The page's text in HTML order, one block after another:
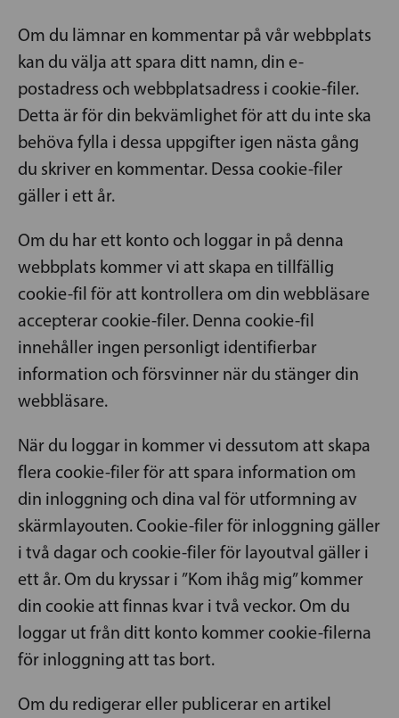
Om du lämnar en kommentar på vår webbplats
kan du välja att spara ditt namn, din e-
postadress och webbplatsadress i cookie-filer.
Detta är för din bekvämlighet för att du inte ska
behöva fylla i dessa uppgifter igen nästa gång
du skriver en kommentar. Dessa cookie-filer
gäller i ett år.
Om du har ett konto och loggar in på denna
webbplats kommer vi att skapa en tillfällig
cookie-fil för att kontrollera om din webbläsare
accepterar cookie-filer. Denna cookie-fil
innehåller ingen personligt identifierbar
information och försvinner när du stänger din
webbläsare.
När du loggar in kommer vi dessutom att skapa
flera cookie-filer för att spara information om
din inloggning och dina val för utformning av
skärmlayouten. Cookie-filer för inloggning gäller
i två dagar och cookie-filer för layoutval gäller i
ett år. Om du kryssar i ”Kom ihåg mig” kommer
din cookie att finnas kvar i två veckor. Om du
loggar ut från ditt konto kommer cookie-filerna
för inloggning att tas bort.
Om du redigerar eller publicerar en artikel